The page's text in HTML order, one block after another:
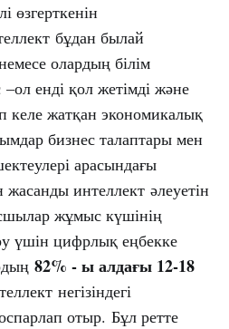
өзгерткенін
бұдан былай
олардың білім
–ол енді қол жетімді және
келе жатқан экономикалық
бизнес талаптары мен
арасындағы
интеллект әлеуетін
жұмыс күшінің
үшін цифрлық еңбекке
82% - ы алдағы 12-18
негізіндегі
отыр. Бұл ретте